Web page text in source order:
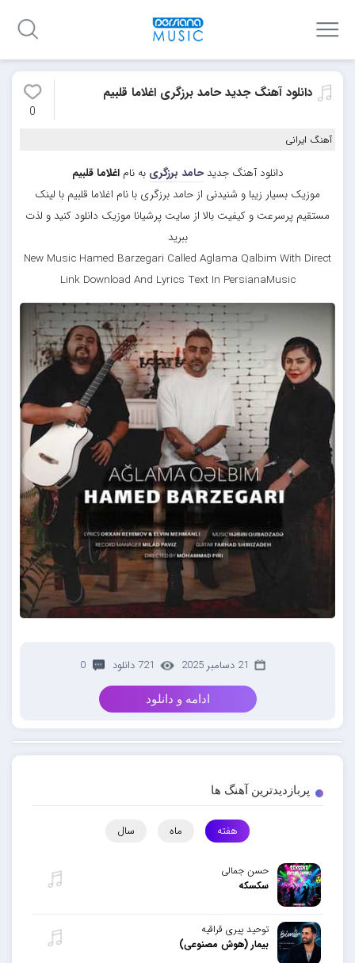
دانلود آهنگ جدید حامد برزگری اغلاما قلبیم
0
آهنگ ایرانی
دانلود آهنگ جدیدحامد برزگری به ناماغلاما قلبیم
موزیک بسیار زیبا و شنیدنی از حامد برزگری با نام اغلاما قلبیم با لینک
مستقیم پرسرعت و کیفیت بالا از سایت پرشیانا موزیک دانلود کنید و لذت
ببرید
New Music Hamed Barzegari Called Aglama Qalbim With Direct
Link Download And Lyrics Text In PersianaMusic
21 دسامبر 2025 721 دانلود 0
ادامه و دانلود
پربازدیدترین آهنگ ها
هفته ماه سال
حسن جمالی
سکسکه
توحید پیری قراقیه
بیمار (هوش مصنوعی)